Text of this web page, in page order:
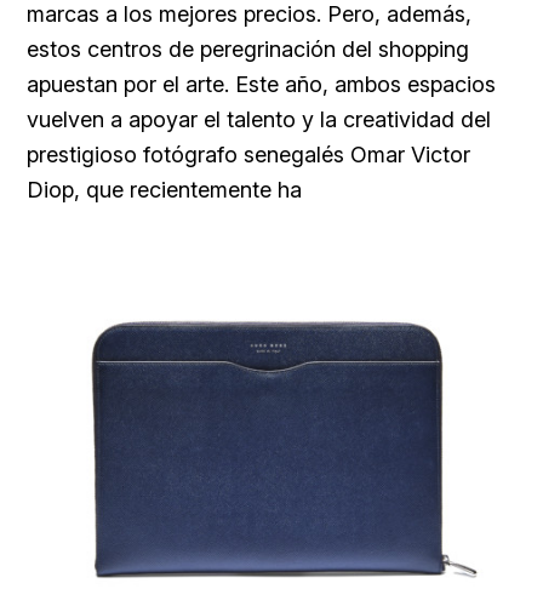
marcas a los mejores precios. Pero, además,
estos centros de peregrinación del shopping
apuestan por el arte. Este año, ambos espacios
vuelven a apoyar el talento y la creatividad del
prestigioso fotógrafo senegalés Omar Victor
Diop, que recientemente ha